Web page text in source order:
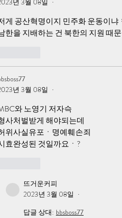
•
게 공산혁명이지 민주화 운동이
한을 지배하는 건 북한의 지원 때
년 3월 08일
•
와 노영기 저자슥
사처벌받게 해야되는데
위사실유포ㆍ명예훼손죄
효완성된 것일까요ㆍ?
뜨거운커피
2023년 3월 08일
•
답글 상대: bbsboss77